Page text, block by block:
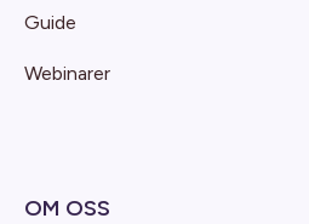
Guide
Webinarer
OM OSS